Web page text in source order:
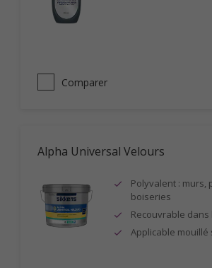
Comparer
Alpha Universal Velours
Polyvalent : murs,
boiseries
Recouvrable
Applicable mouillé